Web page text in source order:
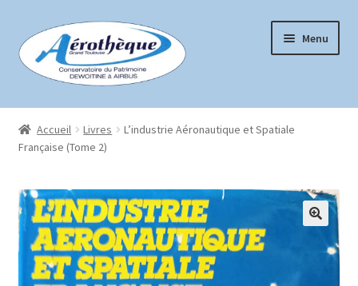
Aller
à
la
navigation
Aller
au
contenu
Menu
Accueil
Boutique
Conditions générales de vente
Mon compte
Page d’exemple
Accueil Livres
L’industrie Aéronautique et Spatiale
Française (Tome 2)